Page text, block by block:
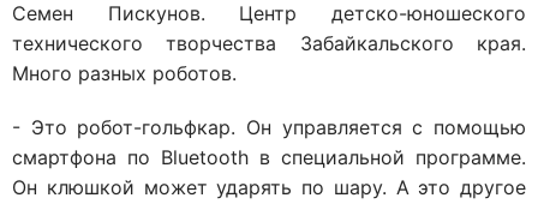
Семен Пискунов. Центр детско-юношеского
технического творчества Забайкальского края.
Много разных роботов.
- Это робот-гольфкар. Он управляется с помощью
смартфона по Bluetooth в специальной программе.
Он клюшкой может ударять по шару. А это другое